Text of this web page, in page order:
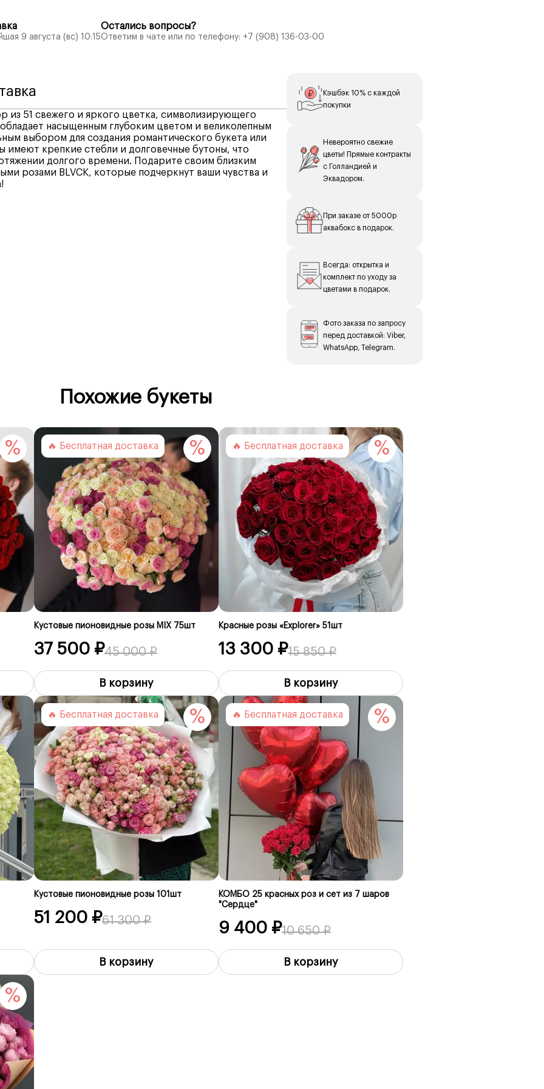
9 августа (вс) 10:15
Остались вопросы?
Ответим в чате или по телефону: +7 (908) 136-03-00
из 51 свежего и яркого цветка, символизирующего
насыщенным глубоким цветом и великолепным
выбором для создания романтического букета или
имеют крепкие стебли и долговечные бутоны, что
долгого времени. Подарите своим близким
розами BLVCK, которые подчеркнут ваши чувства и
Кэшбэк 10% с каждой
покупки
Невероятно свежие
цветы! Прямые контракты
с Голландией и
Эквадором.
При заказе от 5000р
аквабокс в подарок.
Всегда: открытка и
комплект по уходу за
цветами в подарок.
Фото заказа по запросу
перед доставкой: Viber,
WhatsApp, Telegram.
Похожие букеты
% %
🔥 Бесплатная доставка
Кустовые пионовидные розы MIX 75шт
37 500 ₽45 000 ₽
В корзину
%
🔥 Бесплатная доставка
Красные розы «Explorer» 51шт
13 300 ₽15 850 ₽
В корзину
%
🔥 Бесплатная доставка
Кустовые пионовидные розы 101шт
51 200 ₽61 300 ₽
В корзину
%
🔥 Бесплатная доставка
КОМБО 25 красных роз и сет из 7 шаров
"Сердце"
9 400 ₽10 650 ₽
В корзину
%